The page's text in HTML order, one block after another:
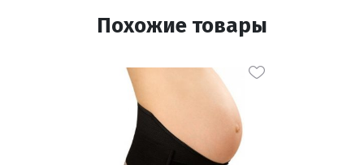
Похожие товары